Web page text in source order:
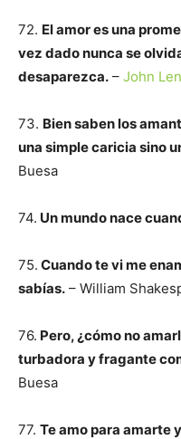
72. El amor es una
vez dado nunca se
desaparezca. – John
73. Bien saben los
una simple caricia sino
Buesa
74. Un mundo nace
75. Cuando te vi me
sabías. – William
76. Pero, ¿cómo no
turbadora y fragante
Buesa
77. Te amo para amarte